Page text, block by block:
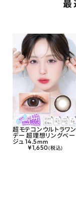
最
超モテコンウルトラワン
デー 超理想リングベー
ジュ 14.5mm
¥1,650(税込)